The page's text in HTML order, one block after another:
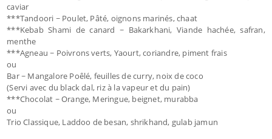
caviar
***Tandoori ~ Poulet, Pâté, oignons marinés, chaat
***Kebab Shami de canard ~ Bakarkhani, Viande hachée, safran,
menthe
***Agneau ~ Poivrons verts, Yaourt, coriandre, piment frais
ou
Bar ~ Mangalore Poêlé, feuilles de curry, noix de coco
(Servi avec du black dal, riz à la vapeur et du pain)
***Chocolat ~ Orange, Meringue, beignet, murabba
ou
Trio Classique, Laddoo de besan, shrikhand, gulab jamun